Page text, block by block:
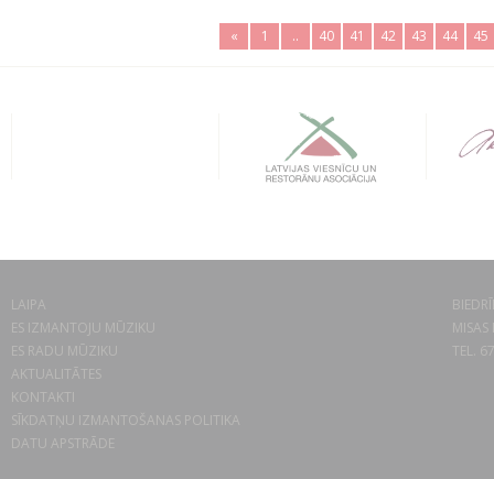
« 1 .. 40 41 42 43 44 45
LAIPA
ES IZMANTOJU MŪZIKU
ES RADU MŪZIKU
AKTUALITĀTES
KONTAKTI
SĪKDATŅU IZMANTOŠANAS POLITIKA
DATU APSTRĀDE
TEL.